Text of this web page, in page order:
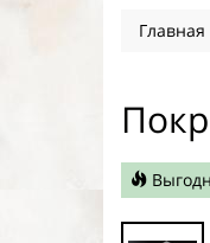
Главная